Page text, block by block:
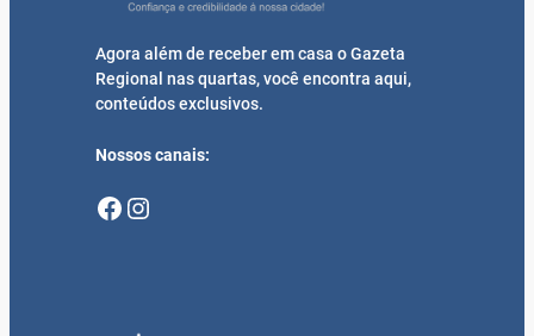
Agora além de receber em casa o Gazeta
Regional nas quartas, você encontra aqui,
conteúdos exclusivos.
Nossos canais:
Facebook Instagram